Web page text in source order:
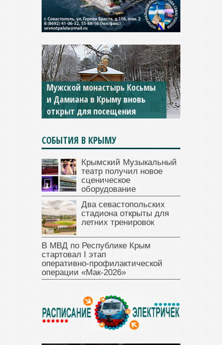
Мужской монастырь Косьмы
и Дамиана в Крыму вновь
открыт для посещения
СОБЫТИЯ В КРЫМУ
Крымский Музыкальный
театр получил новое
сценическое
оборудование
Два севастопольских
стадиона открыты для
летних тренировок
В МВД по Республике Крым
стартовал I этап
оперативно‑профилактической
операции «Мак‑2026»